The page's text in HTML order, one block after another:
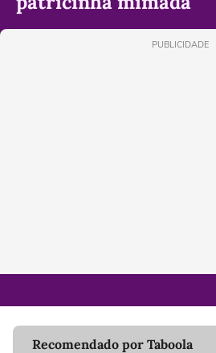
PUBLICIDADE
Recomendado por Taboola